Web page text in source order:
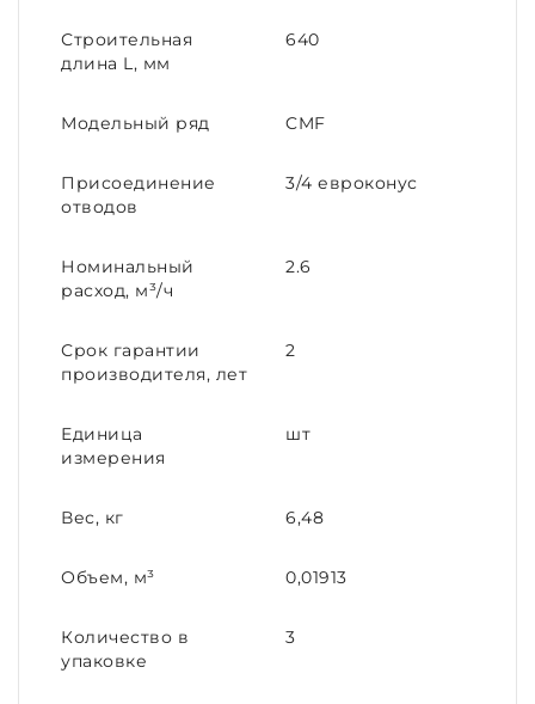
Строительная
длина L, мм
640
Модельный ряд CMF
Присоединение
отводов
3/4 евроконус
Номинальный
расход, м³/ч
2.6
Срок гарантии
производителя, лет
2
Единица
измерения
шт
Вес, кг 6,48
Объем, м³ 0,01913
Количество в
упаковке
3